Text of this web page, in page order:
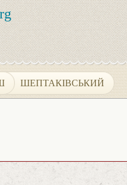
ШЕПТАКІВСЬКИЙ